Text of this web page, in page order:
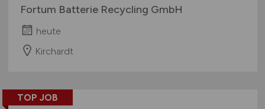
Fortum Batterie Recycling GmbH
heute
Kirchardt
TOP JOB